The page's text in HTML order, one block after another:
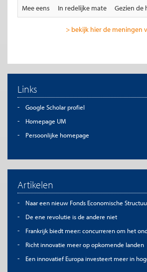
Mee eens In redelijke mate Gezien
> bekijk hier de meningen
Links
Google Scholar profiel
Homepage UM
Persoonlijke homepage
Artikelen
Naar een nieuw Fonds Economische
De ene revolutie is de andere niet
Frankrijk biedt meer: concurreren om het
Richt innovatie meer op opkomende landen
Een innovatief Europa investeert meer in